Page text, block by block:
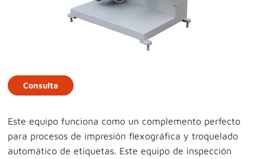
Consulta
Este equipo funciona como un complemento perfecto
para procesos de impresión flexográfica y troquelado
automático de etiquetas. Este equipo de inspección